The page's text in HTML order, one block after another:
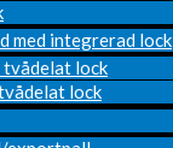
med integrerad lock
tvådelat lock
lock